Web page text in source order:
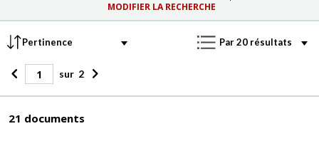
MODIFIER LA RECHERCHE
sur 2
21 documents